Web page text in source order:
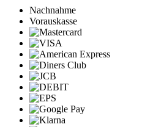
Nachnahme
Vorauskasse